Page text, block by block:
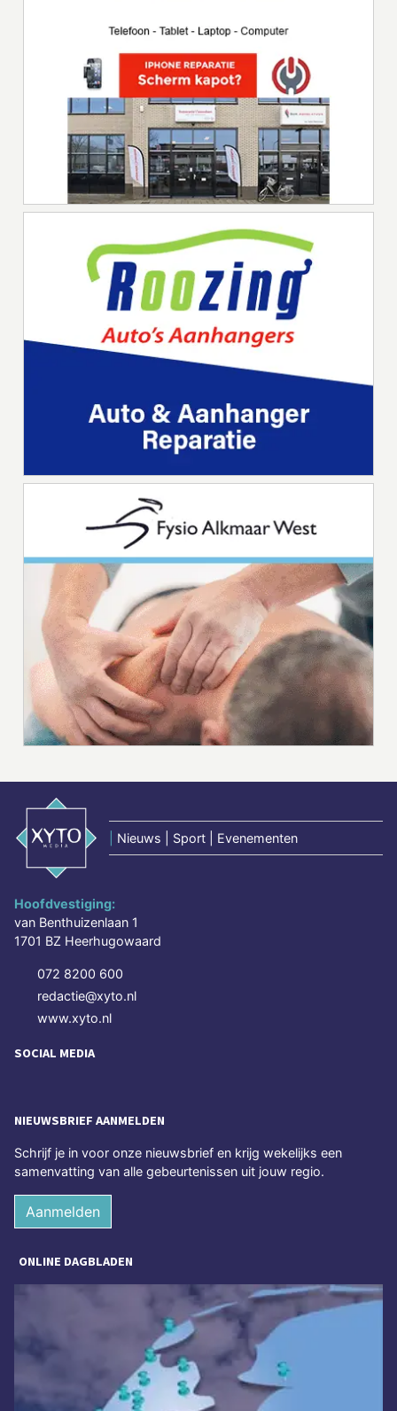
Nieuws | Sport | Evenementen
Hoofdvestiging:
van Benthuizenlaan 1
1701 BZ Heerhugowaard
072 8200 600
redactie@xyto.nl
www.xyto.nl
SOCIAL MEDIA
NIEUWSBRIEF AANMELDEN
Schrijf je in voor onze nieuwsbrief en krijg wekelijks een
samenvatting van alle gebeurtenissen uit jouw regio.
Aanmelden
ONLINE DAGBLADEN